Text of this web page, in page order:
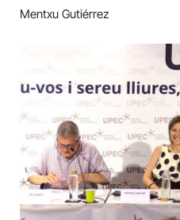
Mentxu Gutiérrez